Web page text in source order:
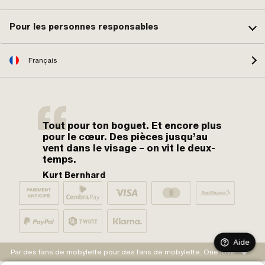
Pour les personnes responsables
Français
Tout pour ton boguet. Et encore plus
pour le cœur. Des pièces jusqu’au
vent dans le visage – on vit le deux-
temps.
Kurt Bernhard
Par des fans de mobylette pour des fans de mobylette. One love.
Aide